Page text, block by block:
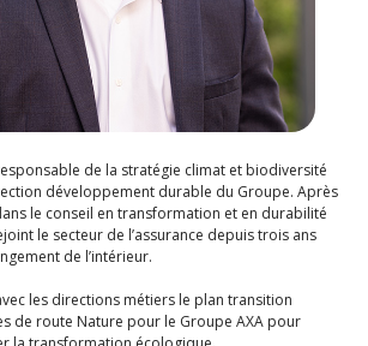
de la stratégie climat et biodiversité
développement durable du Groupe. Après
le conseil en transformation et en durabilité
le secteur de l’assurance depuis trois ans
de l’intérieur.
les directions métiers le plan transition
de route Nature pour le Groupe AXA pour